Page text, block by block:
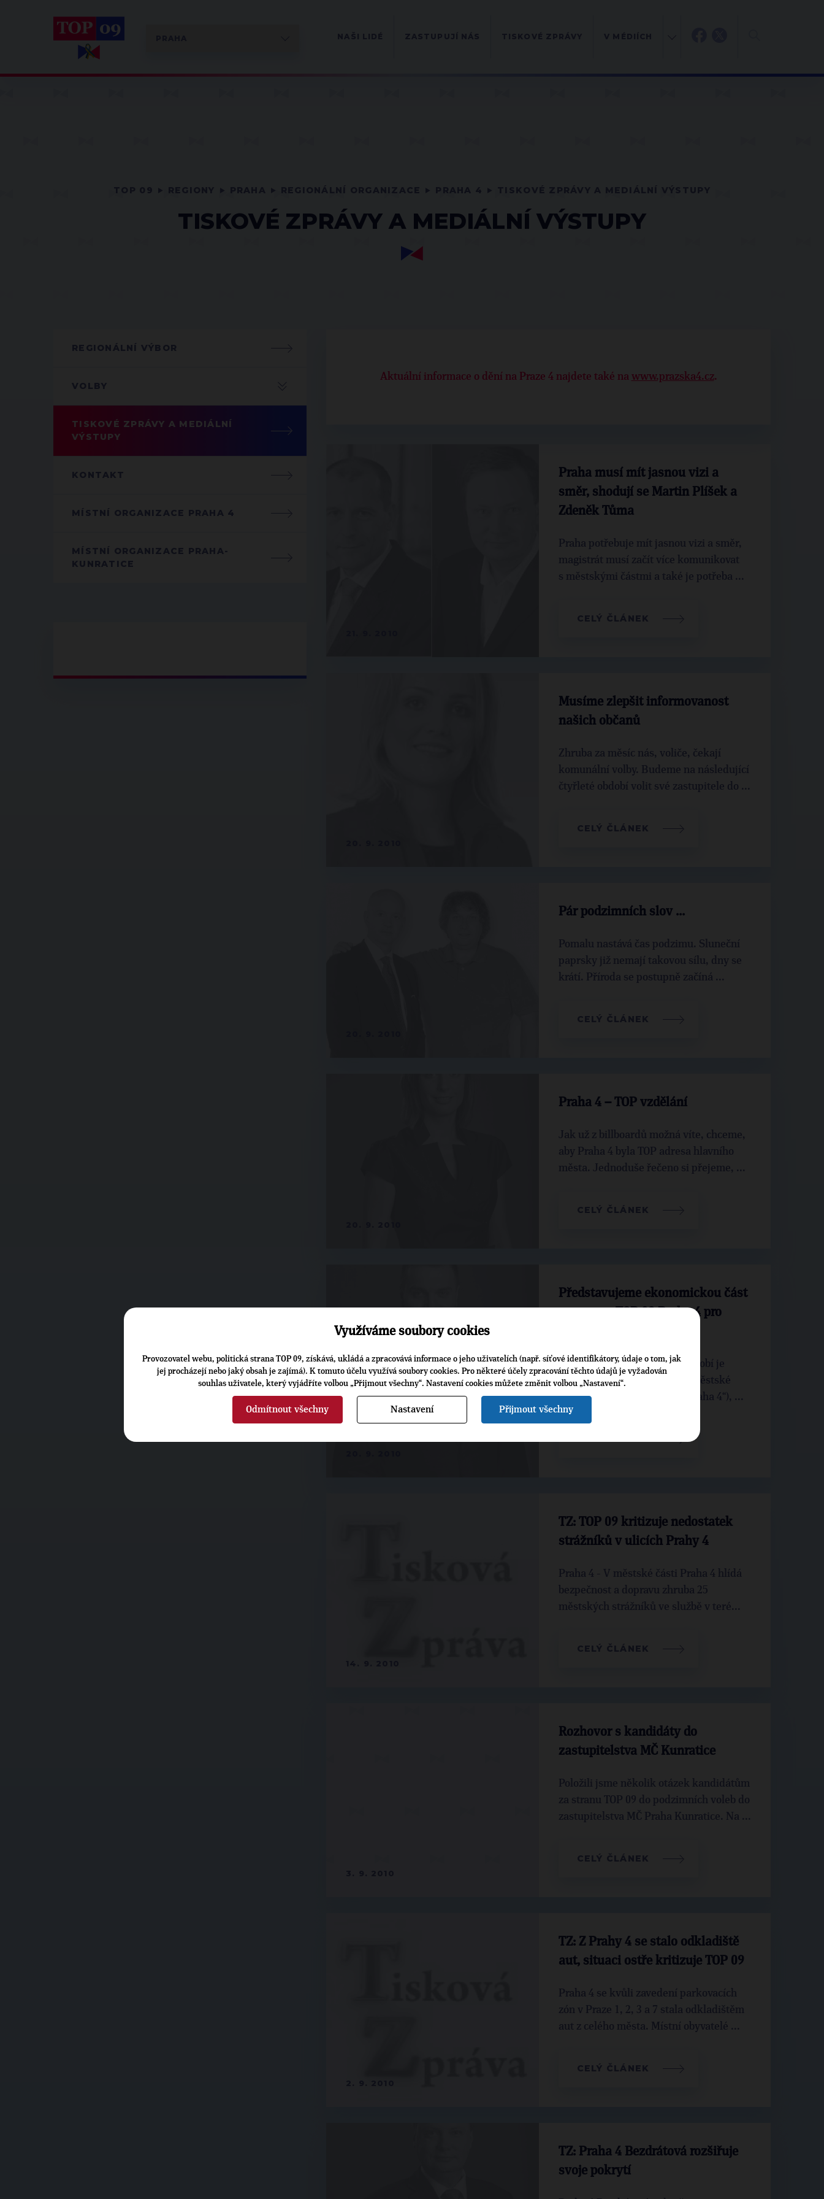
TISKOVÉ ZPRÁVY A MEDIÁLNÍ VÝSTUPY
REGIONÁLNÍ VÝBOR
VOLBY
TISKOVÉ ZPRÁVY A MEDIÁLNÍ
VÝSTUPY
KONTAKT
MÍSTNÍ ORGANIZACE PRAHA 4
MÍSTNÍ ORGANIZACE PRAHA-
KUNRATICE
Aktuální informace o dění na Praze 4 najdete také na www.prazska4.cz.
Praha musí mít jasnou vizi a
směr, shodují se Martin Plíšek a
Zdeněk Tůma
Praha potřebuje mít jasnou vizi a směr,
magistrát musí začít více komunikovat
s městskými částmi a také je potřeba ...
CELÝ ČLÁNEK
Musíme zlepšit informovanost
našich občanů
Zhruba za měsíc nás, voliče, čekají
komunální volby. Budeme na následující
čtyřleté období volit své zastupitele do ...
CELÝ ČLÁNEK
Pár podzimních slov ...
Pomalu nastává čas podzimu. Sluneční
paprsky již nemají takovou sílu, dny se
krátí. Příroda se postupně začíná ...
CELÝ ČLÁNEK
Praha 4 – TOP vzdělání
Jak už z billboardů možná víte, chceme,
aby Praha 4 byla TOP adresa hlavního
města. Jednoduše řečeno si přejeme, ...
CELÝ ČLÁNEK
Představujeme ekonomickou část
programu TOP 09 Praha 4 pro
Prioritou pro nadcházející období je
sestavit vyrovnaný rozpočet městské
části Praha 4 (dále jen „MČ Praha 4“), ...
TZ: TOP 09 kritizuje nedostatek
strážníků v ulicích Prahy 4
Praha 4 - V městské části Praha 4 hlídá
bezpečnost a dopravu zhruba 25
městských strážníků ve službě v teré...
CELÝ ČLÁNEK
Rozhovor s kandidáty do
zastupitelstva MČ Kunratice
Položili jsme několik otázek kandidátům
za stranu TOP 09 do podzimních voleb do
zastupitelstva MČ Praha Kunratice. Na ...
CELÝ ČLÁNEK
TZ: Z Prahy 4 se stalo odkladiště
aut, situaci ostře kritizuje TOP 09
Praha 4 se kvůli zavedení parkovacích
zón v Praze 1, 2, 3 a 7 stala odkladištěm
aut z celého města. Místní obyvatelé ...
CELÝ ČLÁNEK
TZ: Praha 4 Bezdrátová rozšiřuje
svoje pokrytí
Využíváme soubory cookies
Provozovatel webu, politická strana TOP 09, získává, ukládá a zpracovává informace o jeho uživatelích (např. síťové identifikátory, údaje o tom, jak
jej procházejí nebo jaký obsah je zajímá). K tomuto účelu využívá soubory cookies. Pro některé účely zpracování těchto údajů je vyžadován
souhlas uživatele, který vyjádříte volbou „Přijmout všechny“. Nastavení cookies můžete změnit volbou „Nastavení“.
Odmítnout všechny Nastavení Přijmout všechny